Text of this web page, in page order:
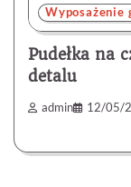
Wyposażenie
Pudełka na
detalu
admin 12/05/